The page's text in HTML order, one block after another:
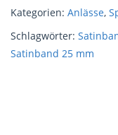
Kategorien: Anlässe,
Schlagwörter:
Satinband 25 mm